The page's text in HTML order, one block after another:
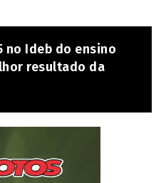
no Ideb do ensino
resultado da